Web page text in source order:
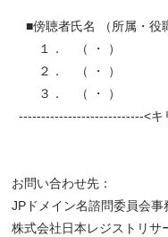
■傍聴者氏名 （所属・役
１． （ ・ ）
２． （ ・ ）
３． （ ・ ）
----------------------------<キ
お問い合わせ先：
JPドメイン名諮問委員会事
株式会社日本レジストリ